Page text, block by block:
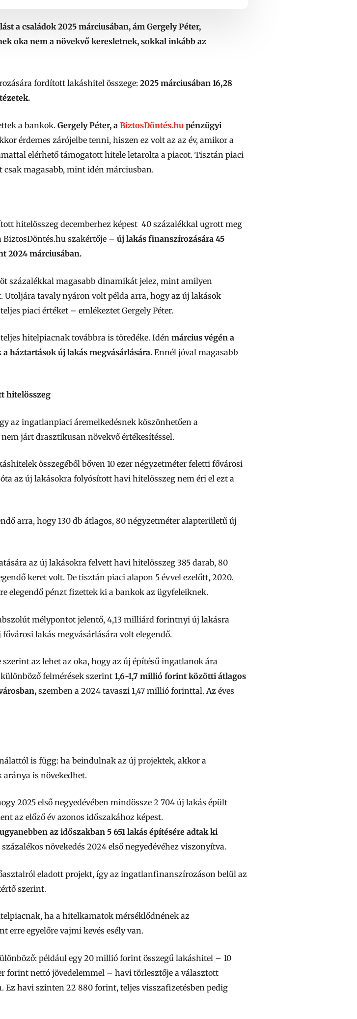
a családok 2025 márciusában, ám Gergely Péter,
oka nem a növekvő keresletnek, sokkal inkább az
fordított lakáshitel összege: 2025 márciusában 16,28
a bankok. Gergely Péter, a BiztosDöntés.hu pénzügyi
érdemes zárójelbe tenni, hiszen ez volt az az év, amikor a
elérhető támogatott hitele letarolta a piacot. Tisztán piaci
magasabb, mint idén márciusban.
hitelösszeg decemberhez képest 40 százalékkal ugrott meg
szakértője – új lakás finanszírozására 45
2024 márciusában.
százalékkal magasabb dinamikát jelez, mint amilyen
tavaly nyáron volt példa arra, hogy az új lakások
piaci értéket – emlékeztet Gergely Péter.
hitelpiacnak továbbra is töredéke. Idén március végén a
háztartások új lakás megvásárlására.Ennél jóval magasabb
hitelösszeg
az ingatlanpiaci áremelkedésnek köszönhetően a
járt drasztikusan növekvő értékesítéssel.
összegéből bőven 10 ezer négyzetméter feletti fővárosi
az új lakásokra folyósított havi hitelösszeg nem éri el ezt a
arra, hogy 130 db átlagos, 80 négyzetméter alapterületű új
az új lakásokra felvett havi hitelösszeg 385 darab, 80
keret volt. De tisztán piaci alapon 5 évvel ezelőtt, 2020.
elegendő pénzt fizettek ki a bankok az ügyfeleiknek.
mélypontot jelentő, 4,13 milliárd forintnyi új lakásra
lakás megvásárlására volt elegendő.
az lehet az oka, hogy az új építésű ingatlanok ára
felmérések szerint 1,6-1,7 millió forint közötti átlagos
szemben a 2024 tavaszi 1,47 millió forinttal. Az éves
is függ: ha beindulnak az új projektek, akkor a
is növekedhet.
2025 első negyedévében mindössze 2 704 új lakás épült
az előző év azonos időszakához képest.
az időszakban 5 651 lakás építésére adtak ki
növekedés 2024 első negyedévéhez viszonyítva.
eladott projekt, így az ingatlanfinanszírozáson belül az
szerint.
ha a hitelkamatok mérséklődnének az
erre egyelőre vajmi kevés esély van.
például egy 20 millió forint összegű lakáshitel – 10
forint nettó jövedelemmel – havi törlesztője a választott
Ez havi szinten 22 880 forint, teljes visszafizetésben pedig